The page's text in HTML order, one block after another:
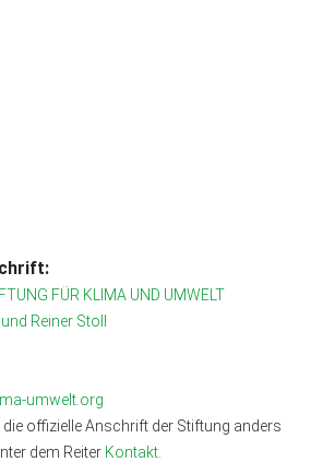
FÜR KLIMA UND UMWELT
Reiner Stoll
umwelt.org
die offizielle Anschrift der Stiftung anders
dem Reiter Kontakt.